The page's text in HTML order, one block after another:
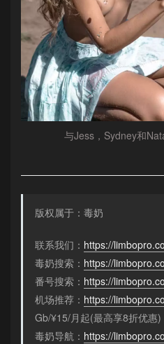
与Jess，Sydney和
版权属于：毒奶
联系我们： https://
毒奶搜索： https://
番号搜索： https://
机场推荐： https://
Gb/¥15/月起(最高享8折优惠)
毒奶导航： https://